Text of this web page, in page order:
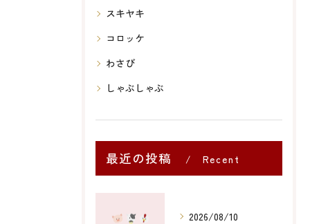
スキヤキ
コロッケ
わさび
しゃぶしゃぶ
最近の投稿
Recent
2026/08/10